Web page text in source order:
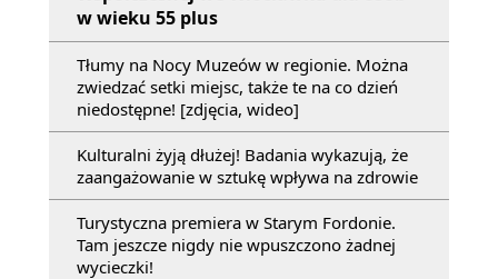
w wieku 55 plus
Tłumy na Nocy Muzeów w regionie. Można
zwiedzać setki miejsc, także te na co dzień
niedostępne! [zdjęcia, wideo]
Kulturalni żyją dłużej! Badania wykazują, że
zaangażowanie w sztukę wpływa na zdrowie
Turystyczna premiera w Starym Fordonie.
Tam jeszcze nigdy nie wpuszczono żadnej
wycieczki!